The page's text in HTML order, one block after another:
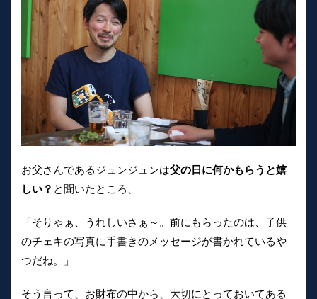
お父さんであるジュンジュンは父の日に何かもらうと嬉
しい？ と聞いたところ、
「そりゃぁ、うれしいさぁ～。前にもらったのは、子供
のチェキの写真に手書きのメッセージが書かれているや
つだね。」
そう言って、お財布の中から、大切にとっておいてある